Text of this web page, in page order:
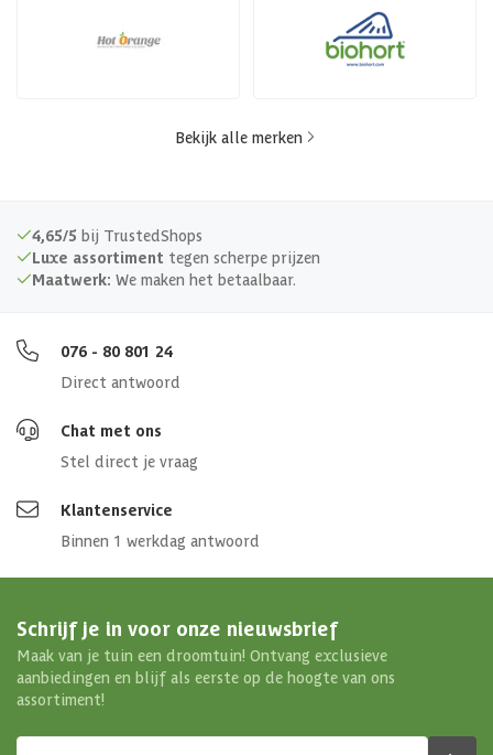
Bekijk alle merken
4,65/5 bij TrustedShops
Luxe assortiment tegen scherpe prijzen
Maatwerk: We maken het betaalbaar.
076 - 80 801 24
Direct antwoord
Chat met ons
Stel direct je vraag
Klantenservice
Binnen 1 werkdag antwoord
Schrijf je in voor onze nieuwsbrief
Maak van je tuin een droomtuin! Ontvang exclusieve
aanbiedingen en blijf als eerste op de hoogte van ons
assortiment!